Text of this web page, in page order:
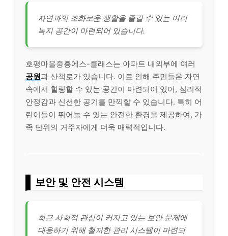
자연과의 조화로운 생활을 즐길 수 있는 여러
녹지 공간이 마련되어 있습니다.
호평마을중흥에스-클래스는 아파트 내외부에 여러
공원과 산책로가 있습니다. 이로 인해 주민들은 자연
속에서 힐링할 수 있는 공간이 마련되어 있어, 심리적
안정감과 신선한 공기를 만끽할 수 있습니다. 특히 어
린이들이 뛰어놀 수 있는 안전한 환경을 제공하여, 가
족 단위의 거주자에게 더욱 매력적입니다.
보안 및 안전 시스템
최근 사회적 관심이 커지고 있는 보안 문제에
대응하기 위해 철저한 관리 시스템이 마련되